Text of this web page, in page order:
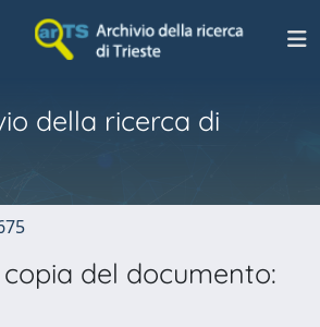
della ricerca di
del documento: